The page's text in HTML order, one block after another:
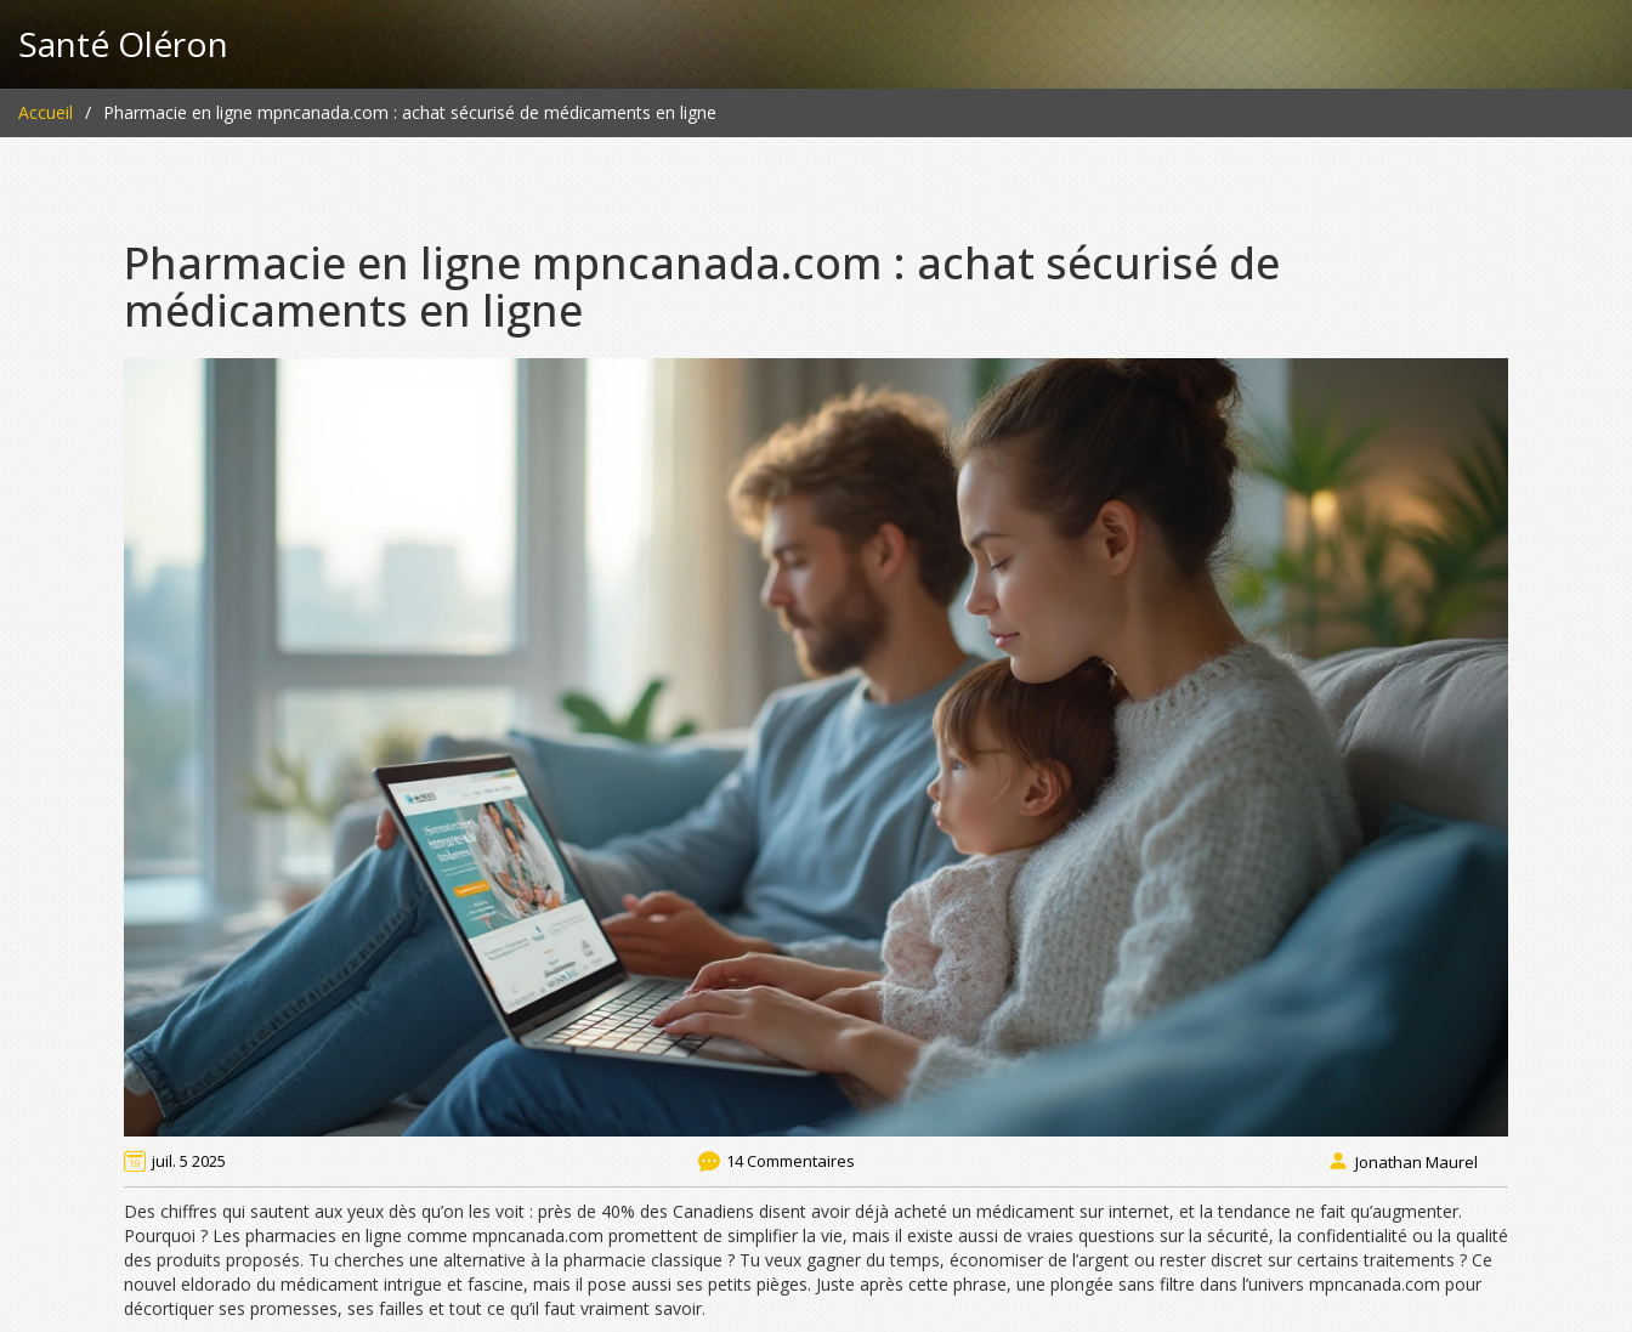
Santé Oléron
Accueil Pharmacie en ligne mpncanada.com : achat sécurisé de médicaments en ligne
Pharmacie en ligne mpncanada.com : achat sécurisé de
médicaments en ligne
juil. 5 2025 14 Commentaires Jonathan Maurel
Des chiffres qui sautent aux yeux dès qu’on les voit : près de 40% des Canadiens disent avoir déjà acheté un médicament sur internet, et la tendance ne fait qu’augmenter.
Pourquoi ? Les pharmacies en ligne comme mpncanada.com promettent de simplifier la vie, mais il existe aussi de vraies questions sur la sécurité, la confidentialité ou la qualité
des produits proposés. Tu cherches une alternative à la pharmacie classique ? Tu veux gagner du temps, économiser de l’argent ou rester discret sur certains traitements ? Ce
nouvel eldorado du médicament intrigue et fascine, mais il pose aussi ses petits pièges. Juste après cette phrase, une plongée sans filtre dans l’univers mpncanada.com pour
décortiquer ses promesses, ses failles et tout ce qu’il faut vraiment savoir.